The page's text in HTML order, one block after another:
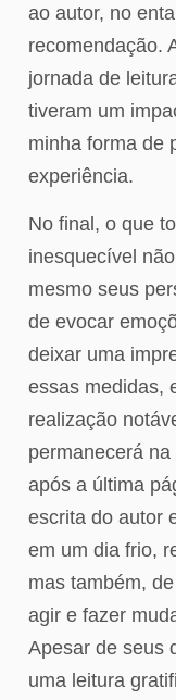
ao autor, no
recomendação.
jornada de
tiveram um
minha forma de
experiência.
No final, o que
inesquecível
mesmo seus
de evocar
deixar uma
essas medidas,
realização
permanecerá
após a última
escrita do autor
em um dia frio,
mas também,
agir e fazer
Apesar de seus
uma leitura